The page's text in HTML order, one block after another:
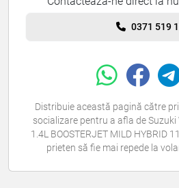
0371 519
Distribuie această pagină către
socializare pentru a afla de
1.4L BOOSTERJET MILD HYBRID
prieten să fie mai repede la